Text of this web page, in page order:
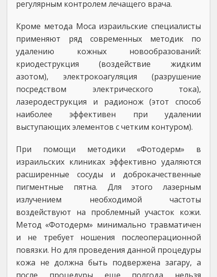
регулярным контролем лечащего врача.
Кроме метода Моса израильские специалисты
применяют ряд современных методик по
удалению кожных новообразований:
криодеструкция (воздействие жидким
азотом), электрокоагуляция (разрушение
посредством электрического тока),
лазеродеструкция и радионож (этот способ
наиболее эффективен при удалении
выступающих элементов с четким контуром).
При помощи методики «Фотодерм» в
израильских клиниках эффективно удаляются
расширенные сосуды и доброкачественные
пигментные пятна. Для этого лазерным
излучением необходимой частоты
воздействуют на проблемный участок кожи.
Метод «Фотодерм» минимально травматичен
и не требует ношения послеоперационной
повязки. Но для проведения данной процедуры
кожа не должна быть подвержена загару, а